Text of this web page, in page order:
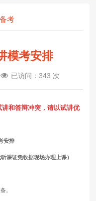
备考
模考安排
已访问：343 次
讲和答辩冲突，请以试讲优
安排
课证凭收据现场办理上课）
。